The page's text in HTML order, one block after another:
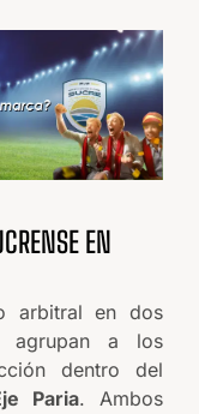
EN
arbitral en dos
agrupan a los
dentro del
Paria. Ambos